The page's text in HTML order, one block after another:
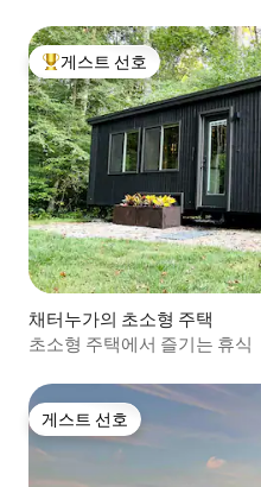
상위 게스트 선호
게스트 선호
채터누가의 초소형 주택
초소형 주택에서 즐기는 휴식
게스트 선호
게스트 선호